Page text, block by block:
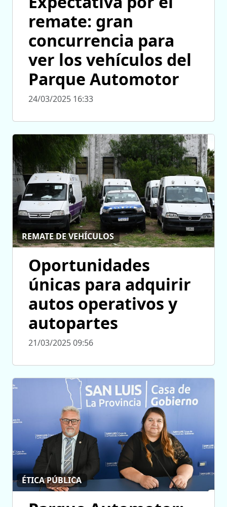
remate: gran
concurrencia para
ver los vehículos del
Parque Automotor
24/03/2025 16:33
REMATE DE VEHÍCULOS
Oportunidades
únicas para adquirir
autos operativos y
autopartes
21/03/2025 09:56
ÉTICA PÚBLICA